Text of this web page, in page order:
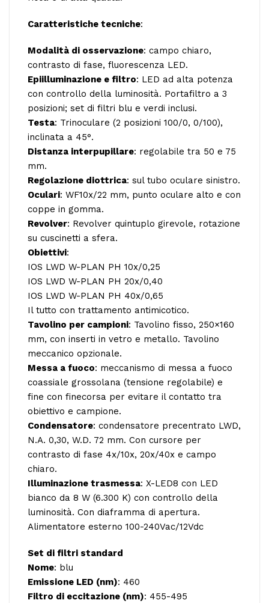
Caratteristiche tecniche:
Modalità di osservazione: campo chiaro,
contrasto di fase, fluorescenza LED.
Epiilluminazione e filtro: LED ad alta potenza
con controllo della luminosità. Portafiltro a 3
posizioni; set di filtri blu e verdi inclusi.
Testa: Trinoculare (2 posizioni 100/0, 0/100),
inclinata a 45°.
Distanza interpupillare: regolabile tra 50 e 75
mm.
Regolazione diottrica: sul tubo oculare sinistro.
Oculari: WF10x/22 mm, punto oculare alto e con
coppe in gomma.
Revolver: Revolver quintuplo girevole, rotazione
su cuscinetti a sfera.
Obiettivi:
IOS LWD W-PLAN PH 10x/0,25
IOS LWD W-PLAN PH 20x/0,40
IOS LWD W-PLAN PH 40x/0,65
Il tutto con trattamento antimicotico.
Tavolino per campioni: Tavolino fisso, 250×160
mm, con inserti in vetro e metallo. Tavolino
meccanico opzionale.
Messa a fuoco: meccanismo di messa a fuoco
coassiale grossolana (tensione regolabile) e
fine con finecorsa per evitare il contatto tra
obiettivo e campione.
Condensatore: condensatore precentrato LWD,
N.A. 0,30, W.D. 72 mm. Con cursore per
contrasto di fase 4x/10x, 20x/40x e campo
chiaro.
Illuminazione trasmessa: X-LED8 con LED
bianco da 8 W (6.300 K) con controllo della
luminosità. Con diaframma di apertura.
Alimentatore esterno 100-240Vac/12Vdc
Set di filtri standard
Nome: blu
Emissione LED (nm): 460
Filtro di eccitazione (nm): 455-495